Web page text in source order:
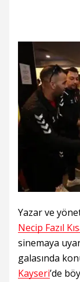
Yazar ve
Necip Fazıl
sinemaya
galasında
Kayseri’de